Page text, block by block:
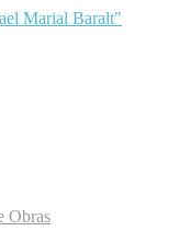
Obras